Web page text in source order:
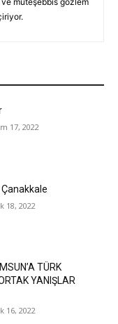
17, 2022
18, 2022
TÜRK
YANIŞLAR
16, 2022